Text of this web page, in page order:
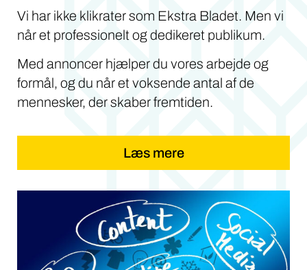
Vi har ikke klikrater som Ekstra Bladet. Men vi
når et professionelt og dedikeret publikum.
Med annoncer hjælper du vores arbejde og
formål, og du når et voksende antal af de
mennesker, der skaber fremtiden.
Læs mere